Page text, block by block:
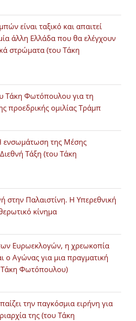
είναι ταξικό και απαιτεί
άλλη Ελλάδα που θα ελέγχουν
στρώματα (του Τάκη
Τάκη Φωτόπουλου για τη
προεδρικής ομιλίας Τράμπ
της Μέσης
Τάξη (του Τάκη
στην Παλαιστίνη. Η Υπερεθνική
κίνημα
Ευρωεκλογών, η χρεωκοπία
ο Αγώνας για μια πραγματική
Φωτόπουλου)
την παγκόσμια ειρήνη για
της (του Τάκη